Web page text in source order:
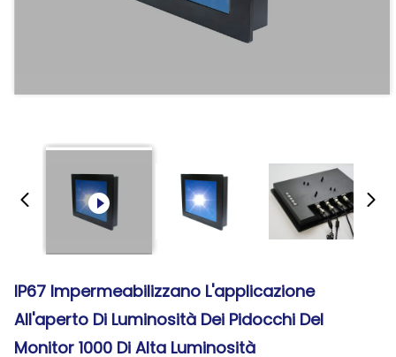
IP67 Impermeabilizzano L'applicazione
All'aperto Di Luminosità Dei Pidocchi Del
Monitor 1000 Di Alta Luminosità